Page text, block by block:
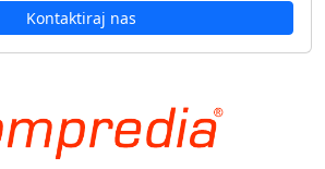
Kontaktiraj nas